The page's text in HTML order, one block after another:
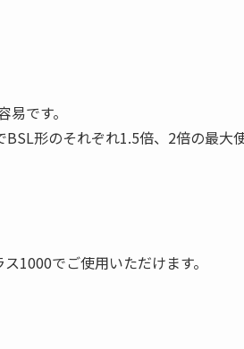
です。
形のそれぞれ1.5倍、2倍の最大
1000でご使用いただけます。